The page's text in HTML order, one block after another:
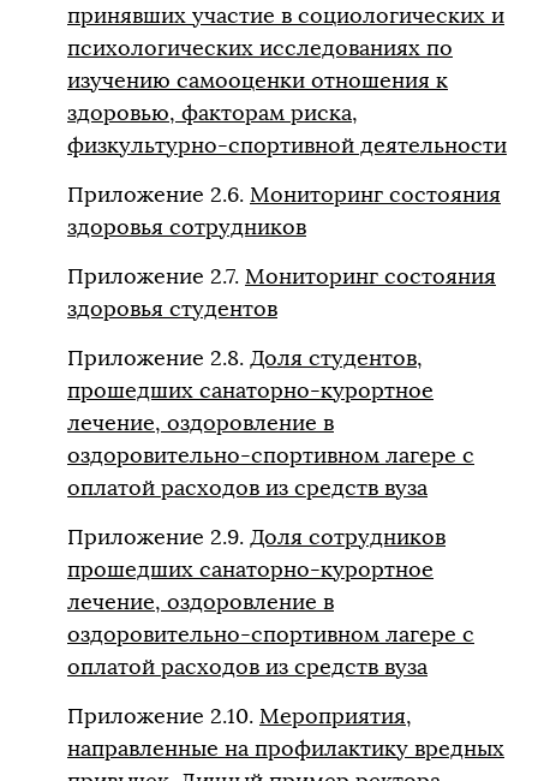
принявших участие в социологических и
психологических исследованиях по
изучению самооценки отношения к
здоровью, факторам риска,
физкультурно-спортивной деятельности
Приложение 2.6. Мониторинг состояния
здоровья сотрудников
Приложение 2.7. Мониторинг состояния
здоровья студентов
Приложение 2.8. Доля студентов,
прошедших санаторно-курортное
лечение, оздоровление в
оздоровительно-спортивном лагере с
оплатой расходов из средств вуза
Приложение 2.9. Доля сотрудников
прошедших санаторно-курортное
лечение, оздоровление в
оздоровительно-спортивном лагере с
оплатой расходов из средств вуза
Приложение 2.10. Мероприятия,
направленные на профилактику вредных